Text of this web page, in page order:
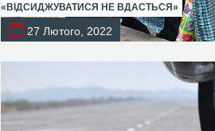
«ВІДСИДЖУВАТИСЯ НЕ ВДАСТЬСЯ»
27 Лютого, 2022